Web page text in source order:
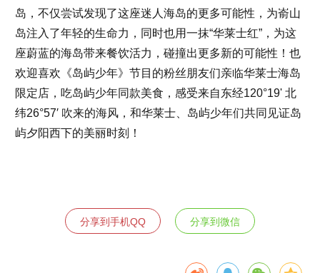
岛，不仅尝试发现了这座迷人海岛的更多可能性，为嵛山
岛注入了年轻的生命力，同时也用一抹“华莱士红”，为这
座蔚蓝的海岛带来餐饮活力，碰撞出更多新的可能性！也
欢迎喜欢《岛屿少年》节目的粉丝朋友们亲临华莱士海岛
限定店，吃岛屿少年同款美食，感受来自东经120°19' 北
纬26°57′ 吹来的海风，和华莱士、岛屿少年们共同见证岛
屿夕阳西下的美丽时刻！
分享到手机QQ 分享到微信